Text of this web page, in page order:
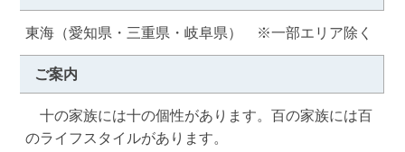
東海（愛知県・三重県・岐阜県） ※一部エリア除く
ご案内
十の家族には十の個性があります。百の家族には百
のライフスタイルがあります。